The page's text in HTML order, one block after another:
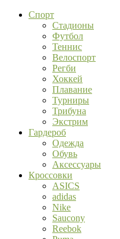
Спорт
Стадионы
Футбол
Теннис
Велоспорт
Регби
Хоккей
Плавание
Турниры
Трибуна
Экстрим
Гардероб
Одежда
Обувь
Аксессуары
Кроссовки
ASICS
adidas
Nike
Saucony
Reebok